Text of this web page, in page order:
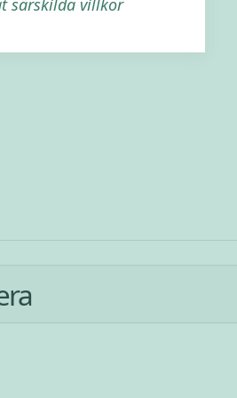
särskilda villkor